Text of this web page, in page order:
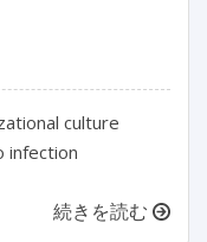
culture
infection
続きを読む